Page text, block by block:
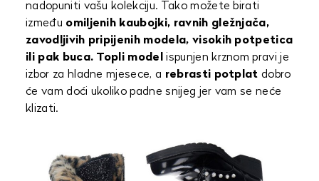
nadopuniti vašu kolekciju. Tako možete birati
između omiljenih kaubojki, ravnih gležnjača,
zavodljivih pripijenih modela, visokih potpetica
ili pak buca. Topli model
ispunjen krznom pravi je
izbor za hladne mjesece, a rebrasti potplat dobro
će vam doći ukoliko padne snijeg jer vam se neće
klizati.